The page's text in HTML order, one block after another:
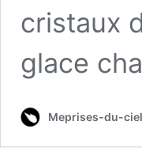
cristaux
glace
Meprises-du-